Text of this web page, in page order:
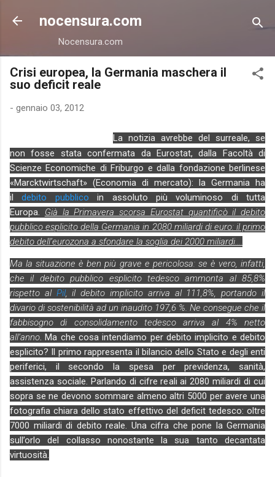
Passa ai contenuti principali
nocensura.com
Nocensura.com
Crisi europea, la Germania maschera il
suo deficit reale
- gennaio 03, 2012
La notizia avrebbe del surreale, se
non fosse stata confermata da Eurostat, dalla Facoltà di
Scienze Economiche di Friburgo e dalla fondazione berlinese
«Marcktwirtschaft» (Economia di mercato): la Germania ha
ildebito pubblico in assoluto più voluminoso di tutta
Europa. Già la Primavera scorsa Eurostat quantificò il debito
pubblico esplicito della Germania in 2080 miliardi di euro: il primo
debito dell’eurozona a sfondare la soglia dei 2000 miliardi….
Ma la situazione è ben più grave e pericolosa: se è vero, infatti,
che il debito pubblico esplicito tedesco ammonta al 85,8%
rispetto al Pil, il debito implicito arriva al 111,8%, portando il
divario di sostenibilità ad un inaudito 197,6 %. Ne consegue che il
fabbisogno di consolidamento tedesco arriva al 4% netto
all’anno . Ma che cosa intendiamo per debito implicito e debito
esplicito? Il primo rappresenta il bilancio dello Stato e degli enti
periferici, il secondo la spesa per previdenza, sanità,
assistenza sociale. Parlando di cifre reali ai 2080 miliardi di cui
sopra se ne devono sommare almeno altri 5000 per avere una
fotografia chiara dello stato effettivo del deficit tedesco: oltre
7000 miliardi di debito reale. Una cifra che pone la Germania
sull’orlo del collasso nonostante la sua tanto decantata
virtuosità.